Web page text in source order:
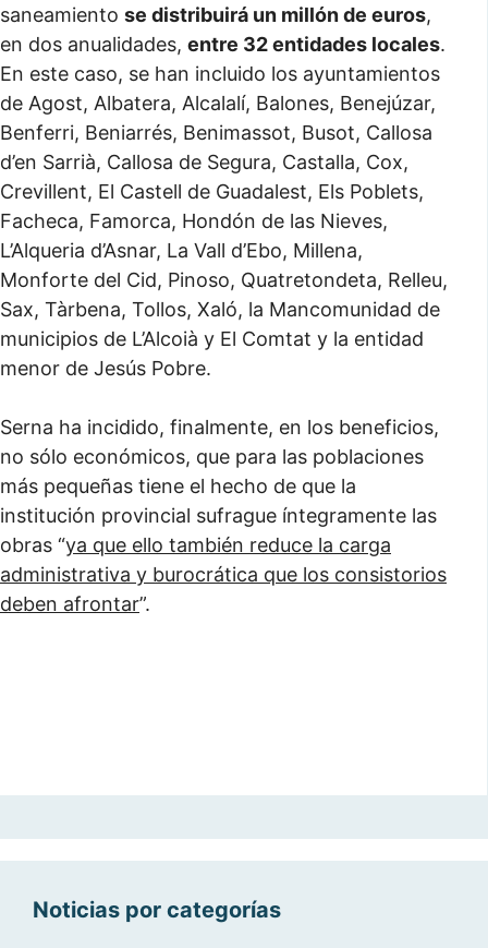
saneamiento se distribuirá un millón de euros,
en dos anualidades, entre 32 entidades locales.
En este caso, se han incluido los ayuntamientos
de Agost, Albatera, Alcalalí, Balones, Benejúzar,
Benferri, Beniarrés, Benimassot, Busot, Callosa
d’en Sarrià, Callosa de Segura, Castalla, Cox,
Crevillent, El Castell de Guadalest, Els Poblets,
Facheca, Famorca, Hondón de las Nieves,
L’Alqueria d’Asnar, La Vall d’Ebo, Millena,
Monforte del Cid, Pinoso, Quatretondeta, Relleu,
Sax, Tàrbena, Tollos, Xaló, la Mancomunidad de
municipios de L’Alcoià y El Comtat y la entidad
menor de Jesús Pobre.
Serna ha incidido, finalmente, en los beneficios,
no sólo económicos, que para las poblaciones
más pequeñas tiene el hecho de que la
institución provincial sufrague íntegramente las
obras “ya que ello también reduce la carga
administrativa y burocrática que los consistorios
deben afrontar”.
Noticias por categorías